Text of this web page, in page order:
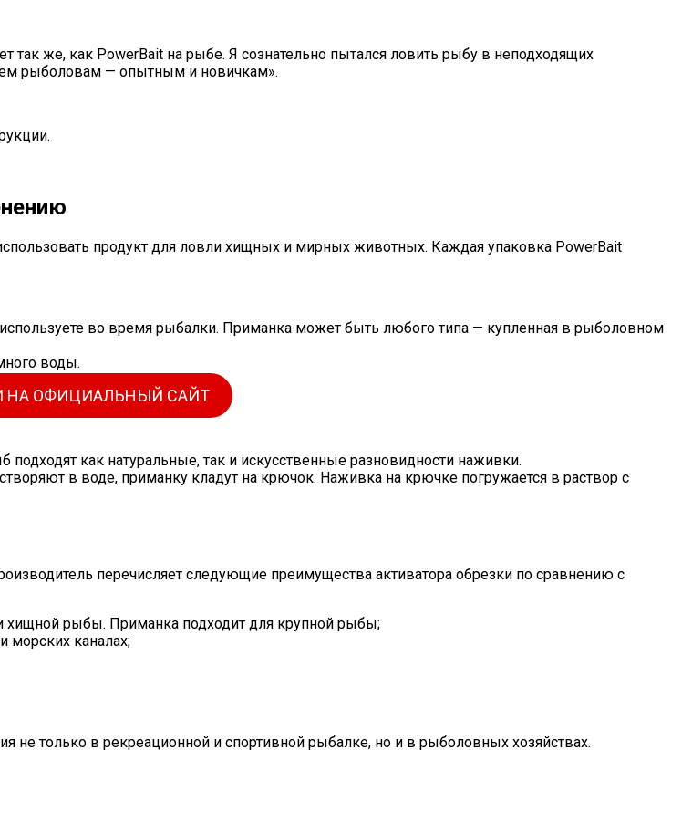
так же, как PowerBait на рыбе. Я сознательно пытался ловить рыбу в неподходящих
рыболовам — опытным и новичкам».
продукт для ловли хищных и мирных животных. Каждая упаковка PowerBait
во время рыбалки. Приманка может быть любого типа — купленная в рыболовном
воды.
НА ОФИЦИАЛЬНЫЙ САЙТ
как натуральные, так и искусственные разновидности наживки.
в воде, приманку кладут на крючок. Наживка на крючке погружается в раствор с
перечисляет следующие преимущества активатора обрезки по сравнению с
хищной рыбы. Приманка подходит для крупной рыбы;
морских каналах;
только в рекреационной и спортивной рыбалке, но и в рыболовных хозяйствах.